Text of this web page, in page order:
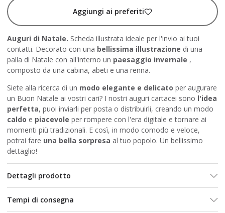
Aggiungi ai preferiti
Auguri di Natale. Scheda illustrata ideale per l'invio ai tuoi
contatti. Decorato con una bellissima illustrazione di una
palla di Natale con all'interno un paesaggio invernale ,
composto da una cabina, abeti e una renna.
Siete alla ricerca di un modo elegante e delicato per augurare
un Buon Natale ai vostri cari? I nostri auguri cartacei sono l'idea
perfetta, puoi inviarli per posta o distribuirli, creando un modo
caldo e piacevole per rompere con l'era digitale e tornare ai
momenti più tradizionali. E così, in modo comodo e veloce,
potrai fare una bella sorpresa al tuo popolo. Un bellissimo
dettaglio!
Dettagli prodotto
Tempi di consegna